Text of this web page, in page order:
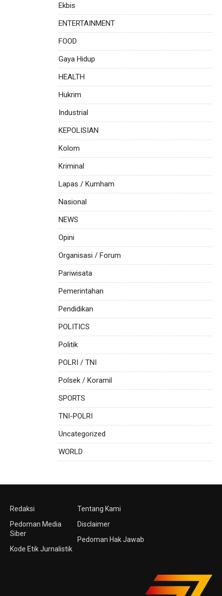
Ekbis
ENTERTAINMENT
FOOD
Gaya Hidup
HEALTH
Hukrim
Industrial
KEPOLISIAN
Kolom
Kriminal
Lapas / Kumham
Nasional
NEWS
Opini
Organisasi / Forum
Pariwisata
Pemerintahan
Pendidikan
POLITICS
Politik
POLRI / TNI
Polsek / Koramil
SPORTS
TNI-POLRI
Uncategorized
WORLD
Redaksi
Pedoman Media
Siber
Kode Etik Jurnalistik
Tentang Kami
Disclaimer
Pedoman Hak Jawab